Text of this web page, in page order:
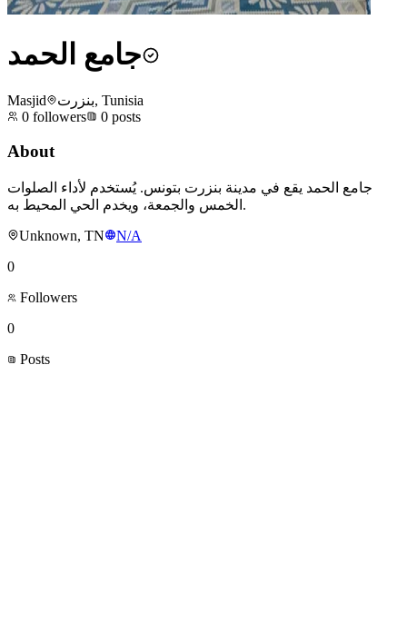
جامع الحمد
Masjid
بنزرت, Tunisia
0 followers 0 posts
About
جامع الحمد يقع في مدينة بنزرت بتونس. يُستخدم لأداء الصلوات
الخمس والجمعة، ويخدم الحي المحيط به.
Unknown, TN
N/A
0
Followers
0
Posts